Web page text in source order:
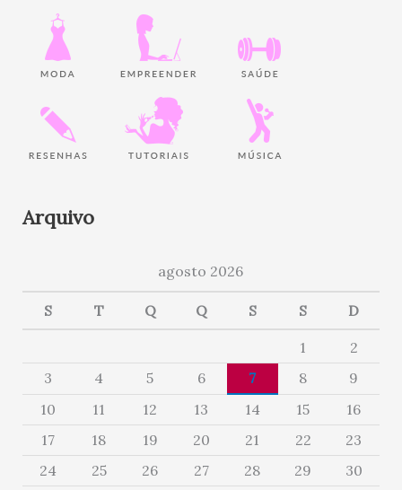
Arquivo
agosto 2026
S T Q Q S S D
1
2
3
4 5 6 7 8
9
10
11 12 13 14 15
16
17
18 19 20 21 22
23
24
25 26 27 28 29
30